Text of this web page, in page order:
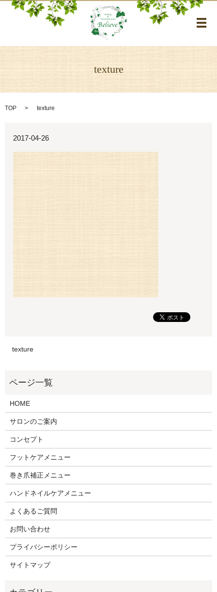
メ
texture
TOP texture
2017-04-26
texture
HOME
サロンのご案内
コンセプト
フットケアメニュー
巻き爪補正メニュー
ハンドネイルケアメニュー
よくあるご質問
お問い合わせ
プライバシーポリシー
サイトマップ